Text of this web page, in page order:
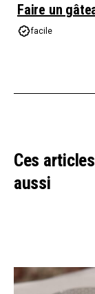
Faire un
facile
Ces
aussi